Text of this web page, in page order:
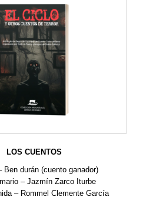
LOS CUENTOS
Ben durán (cuento ganador)
– Jazmín Zarco Iturbe
– Rommel Clemente García